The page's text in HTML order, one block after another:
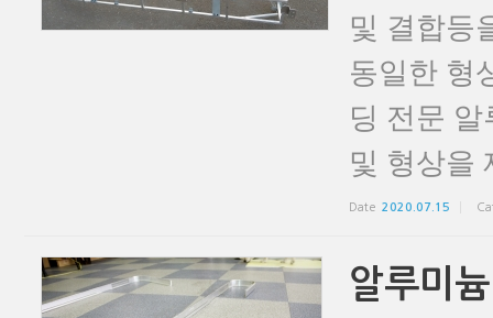
및 결합등
동일한 형
딩 전문
및 형상을
Date 2020.07.15
알루미